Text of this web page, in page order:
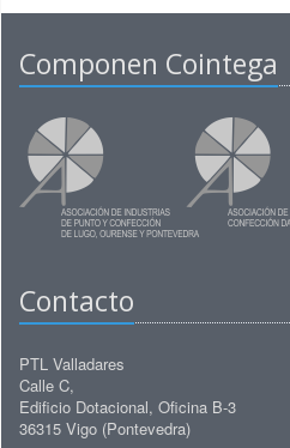
Componen Cointega
Contacto
PTL Valladares
Calle C,
Edificio Dotacional, Oficina B-3
36315 Vigo (Pontevedra)